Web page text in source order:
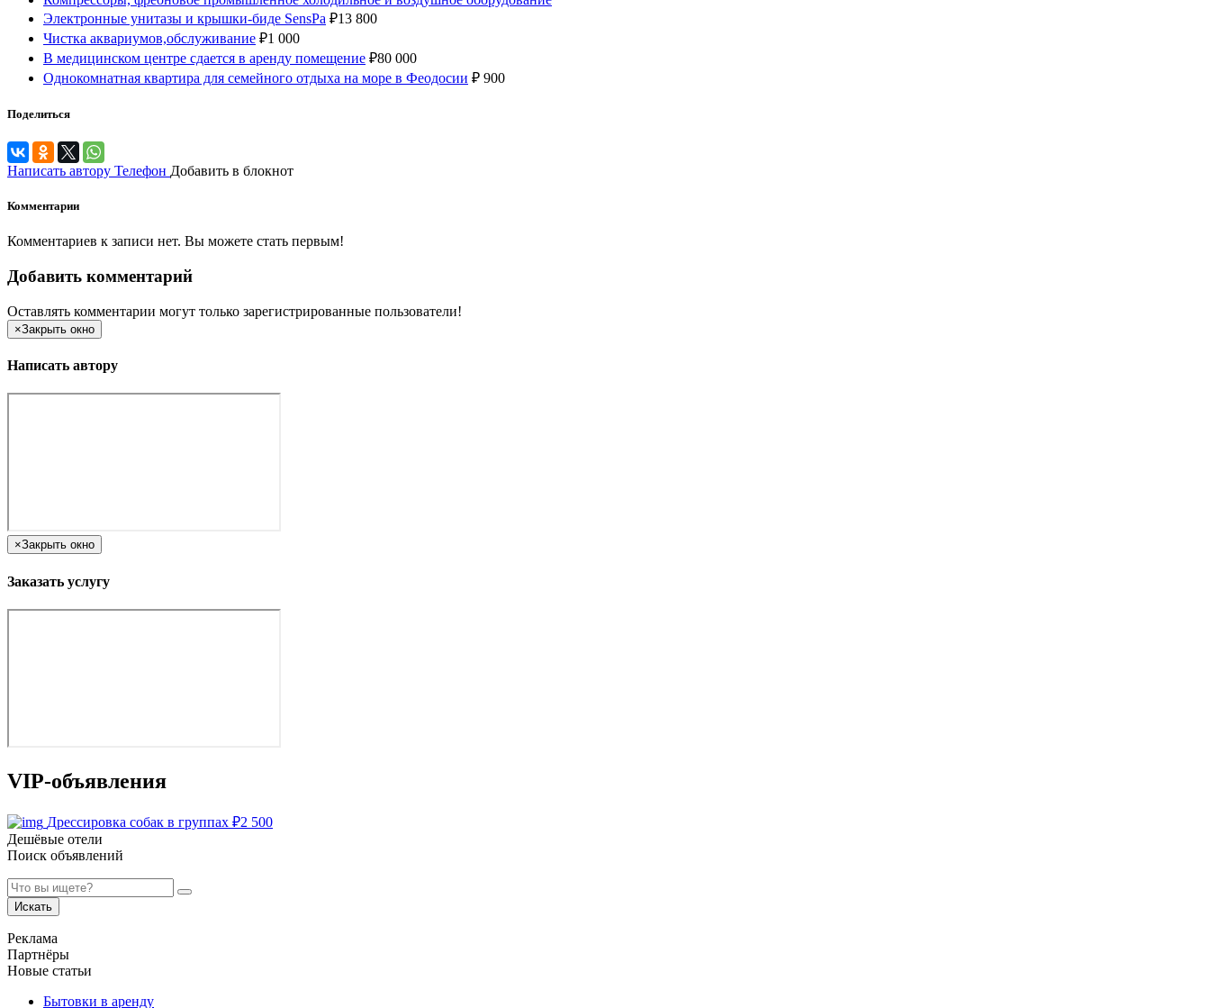
Электронные унитазы и крышки-биде SensPa ₽13 800
Чистка аквариумов,обслуживание ₽1 000
В медицинском центре сдается в аренду помещение ₽80 000
Однокомнатная квартира для семейного отдыха на море в Феодосии ₽ 900
Поделиться
Написать автору Телефон Добавить в блокнот
Комментарии
Комментариев к записи нет. Вы можете стать первым!
Добавить комментарий
Оставлять комментарии могут только зарегистрированные пользователи!
×Закрыть окно
Написать автору
×Закрыть окно
Заказать услугу
VIP-объявления
Дрессировка собак в группах ₽2 500
Дешёвые отели
Поиск объявлений
Искать
Реклама
Партнёры
Новые статьи
Бытовки в аренду